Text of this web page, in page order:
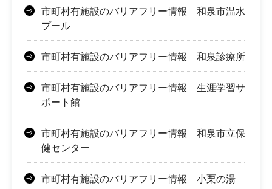
市町村有施設のバリアフリー情報 和泉市温水
プール
市町村有施設のバリアフリー情報 和泉診療所
市町村有施設のバリアフリー情報 生涯学習サ
ポート館
市町村有施設のバリアフリー情報 和泉市立保
健センター
市町村有施設のバリアフリー情報 小栗の湯